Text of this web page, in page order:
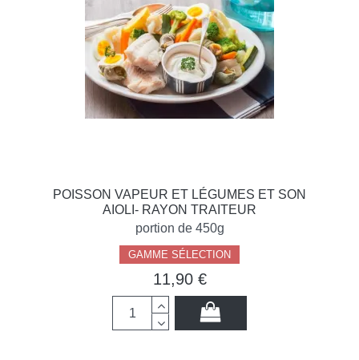
POISSON VAPEUR ET LÉGUMES ET SON
AIOLI- RAYON TRAITEUR
portion de 450g
GAMME SÉLECTION
11,90 €